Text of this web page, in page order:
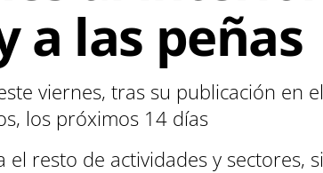
a las peñas
viernes, tras su publicación en
los próximos 14 días
el resto de actividades y